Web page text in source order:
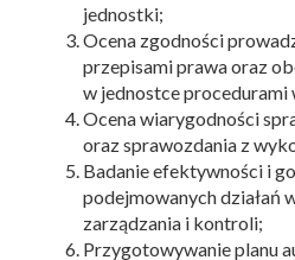
jednostki;
Ocena zgodności
przepisami prawa oraz
w jednostce procedurami
Ocena wiarygodności
oraz sprawozdania z
Badanie efektywności i
podejmowanych działań
zarządzania i kontroli;
Przygotowywanie planu